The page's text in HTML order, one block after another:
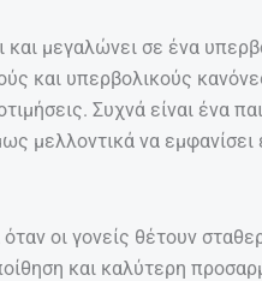
και μεγαλώνει σε ένα
και υπερβολικούς
Συχνά είναι ένα
μελλοντικά να
οι γονείς θέτουν
και καλύτερη